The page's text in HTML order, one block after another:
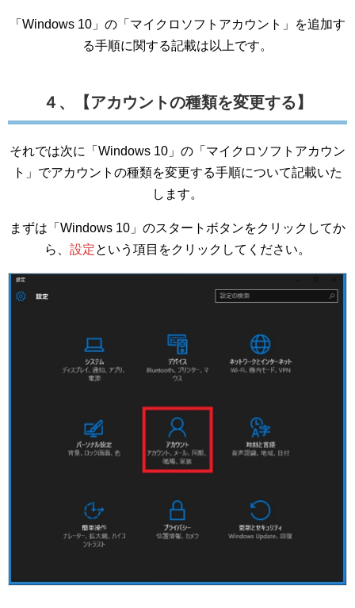
「Windows 10」の「マイクロソフトアカウント」を追加す
る手順に関する記載は以上です。
４、【アカウントの種類を変更する】
それでは次に「Windows 10」の「マイクロソフトアカウン
ト」でアカウントの種類を変更する手順について記載いた
します。
まずは「Windows 10」のスタートボタンをクリックしてか
ら、 設定という項目をクリックしてください。